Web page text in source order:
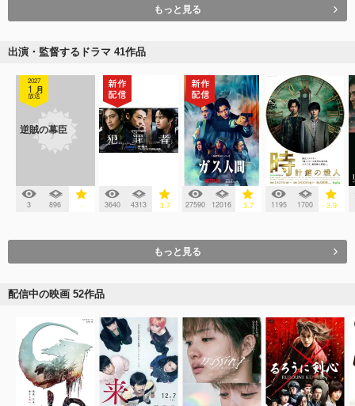
もっと見る
出演・監督するドラマ 41作品
逆賊の幕臣
2027
1 月
放送
3 896 - 3640 4313 3.7 27590 12016 3.7 1195 1700 3.9
もっと見る
配信中の映画 52作品